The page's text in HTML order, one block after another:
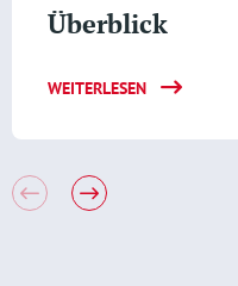
Überblick
WEITERLESEN